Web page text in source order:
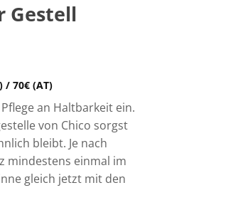
Gestell
/ 70€ (AT)
an Haltbarkeit ein.
von Chico sorgst
bleibt. Je nach
mindestens einmal im
gleich jetzt mit den